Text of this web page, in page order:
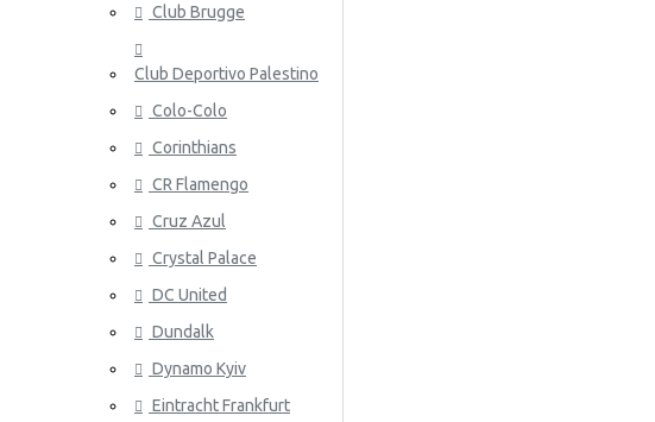
Panama
Portugali
Qatar
Venäjä
Saudi-Arabia
Club Brugge
Club Deportivo Palestino
Colo-Colo
Corinthians
CR Flamengo
Cruz Azul
Crystal Palace
DC United
Dundalk
Dynamo Kyiv
Eintracht Frankfurt